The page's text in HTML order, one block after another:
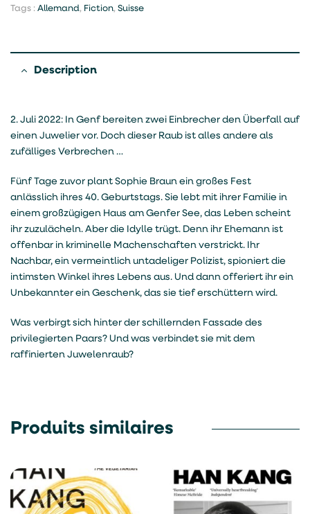
Tags : Allemand, Fiction, Suisse
Description
2. Juli 2022: In Genf bereiten zwei Einbrecher den Überfall auf
einen Juwelier vor. Doch dieser Raub ist alles andere als
zufälliges Verbrechen …
Fünf Tage zuvor plant Sophie Braun ein großes Fest
anlässlich ihres 40. Geburtstags. Sie lebt mit ihrer Familie in
einem großzügigen Haus am Genfer See, das Leben scheint
ihr zuzulächeln. Aber die Idylle trügt. Denn ihr Ehemann ist
offenbar in kriminelle Machenschaften verstrickt. Ihr
Nachbar, ein vermeintlich untadeliger Polizist, spioniert die
intimsten Winkel ihres Lebens aus. Und dann offeriert ihr ein
Unbekannter ein Geschenk, das sie tief erschüttern wird.
Was verbirgt sich hinter der schillernden Fassade des
privilegierten Paars? Und was verbindet sie mit dem
raffinierten Juwelenraub?
Produits similaires